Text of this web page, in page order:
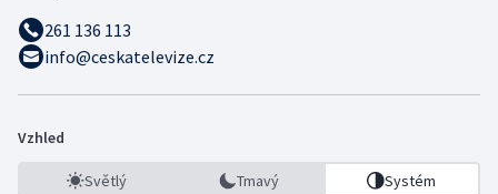
261 136 113
info@ceskatelevize.cz
Vzhled
Světlý Tmavý Systém